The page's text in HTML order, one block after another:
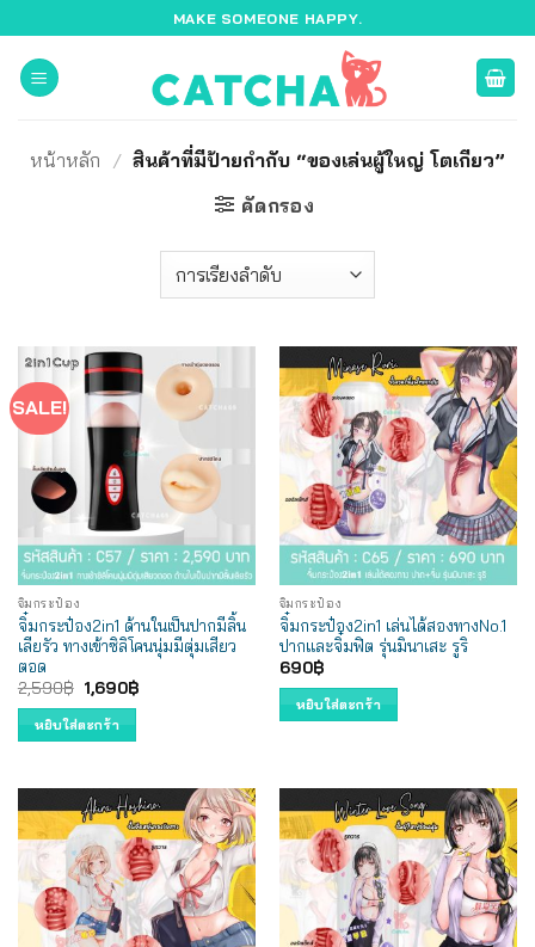
ไป
เนื้อหา
MAKE SOMEONE HAPPY.
หน้าหลัก / สินค้าที่มีป้ายกำกับ “ของเล่นผู้ใหญ่ โตเกียว”
คัดกรอง
SALE!
จิ๋มกระป๋อง
จิ๋มกระป๋อง2in1 ด้านในเป็นปากมีลิ้น
เลียรัว ทางเข้าซิลิโคนนุ่มมีตุ่มเสียว
ตอด
2,590฿ Original
price
was:
2,590฿.
1,690฿Current
หยิบใส่ตะกร้า
จิ๋มกระป๋อง
จิ๋มกระป๋อง2in1 เล่นได้สองทางNo.1
ปากและจิ๋มฟิต รุ่นมินาเสะ รูริ
690฿
หยิบใส่ตะกร้า